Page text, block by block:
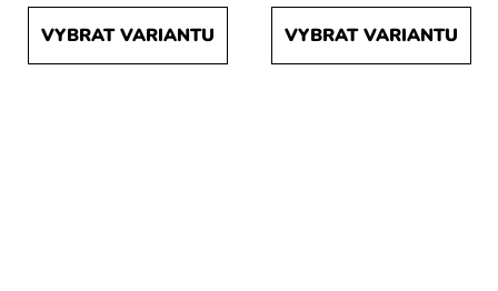
VYBRAT VARIANTU VYBRAT VARIANTU